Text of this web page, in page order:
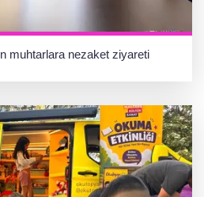
muhtarlara nezaket ziyareti